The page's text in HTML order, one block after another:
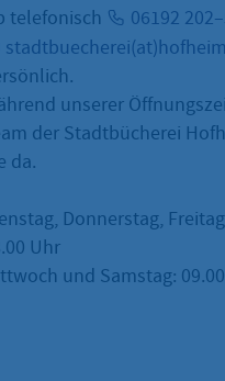
telefonisch 06192
unserer
der Stadtbücherei
da.
Donnerstag,
Uhr
und Samstag: